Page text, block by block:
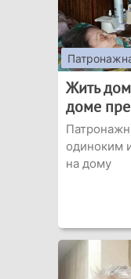
Жить
доме
одиноким
на дому